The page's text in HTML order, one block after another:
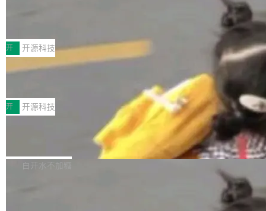
不完。」5T 来自免费额度，3T 来自 Go...
ve JH71XX 的设备，例如 VisionFive 2、PINE
64 STAR64，以及 QEMU。 增强了对 POSIX.1
-2024 和 C23 编程接口标准的兼容性。 compat
_linux(8) 增强了对 Linux 系统调用的支持，包
括 epoll（围绕 kqueue 实现）、POSIX 消息队
列、...
案
享会在上海举办。鸿蒙生态的全场景智慧营销平
台鲸鸿动能协同华为游戏中心，面向游戏行业开
发者及生态伙伴，系统呈现了平台在游戏领域的
完整能力版图——从IAP高价值用户的全周期经
营、到IAA游戏的“买变一体”正循环、再到联运与
广告协同的全链路经营闭环，以及面向全球市场
的出海增长布局。 华为终端云业务商业化销售负
责人在开场致辞中表示，游戏开发者的核心诉求
已不再是“多一个投放渠道”，而是一套能够持续
开 开源科技
技嘉X3D系列再添新成员 B850 AORU
面向AMD Ryzen X3D处理器玩家，技嘉X3D系
列主板阵容迎来新成员——B850 AORUS ELITE
X3D。作为面向主流高性能平台打造的全新主板
产品，B850 AORUS ELITE X3D延续技嘉在X3
D平台优化上的技术积累，旨在为游戏玩家带来
更稳定、更高效的装机选择。 B850 AORUS ELI
开 开源科技
Zadig v5.0 发布：AI 发布专员与 AI 审
我们团队这几天最大的卡点不是 AI 写得不够
好，是 AI 写得太好了。 好到审查排期从两天的
白开水不加糖